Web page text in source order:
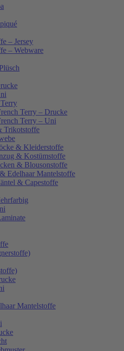
– Jersey
– Webware
Terry – Drucke
Terry – Uni
Trikotstoffe
& Kleiderstoffe
& Kostümstoffe
& Blousonstoffe
Edelhaar Mantelstoffe
& Capestoffe
Mantelstoffe